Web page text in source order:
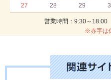
27
28 29
営業時間：9:30～18:00
※赤字は